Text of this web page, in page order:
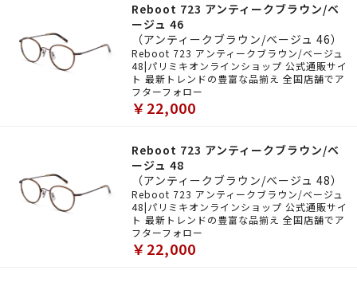
Reboot 723 アンティークブラウン/ベ
ージュ 46
（アンティークブラウン/ベージュ 46）
Reboot 723 アンティークブラウン/ベージュ
48|パリミキオンラインショップ 公式通販サイ
ト 最新トレンドの豊富な品揃え 全国店舗でア
フターフォロー
￥22,000
Reboot 723 アンティークブラウン/ベ
ージュ 48
（アンティークブラウン/ベージュ 48）
Reboot 723 アンティークブラウン/ベージュ
48|パリミキオンラインショップ 公式通販サイ
ト 最新トレンドの豊富な品揃え 全国店舗でア
フターフォロー
￥22,000